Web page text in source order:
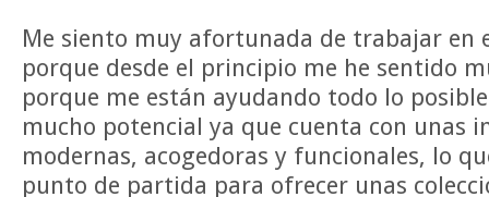
Me siento muy afortunada de trabajar en
porque desde el principio me he sentido
porque me están ayudando todo lo
mucho potencial ya que cuenta con unas
modernas, acogedoras y funcionales, lo
punto de partida para ofrecer unas